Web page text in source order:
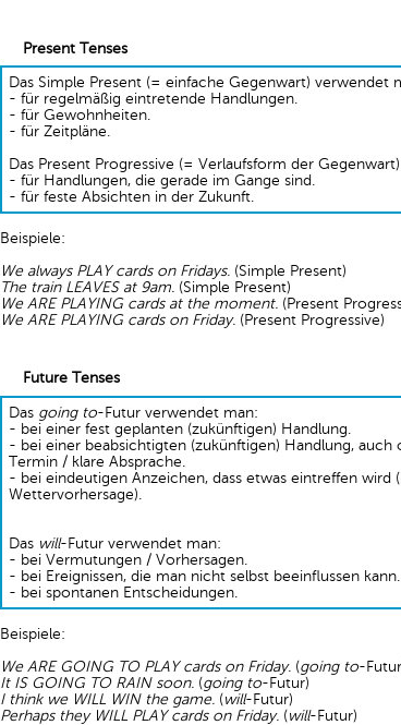
Present Tenses
Das Simple Present (= einfache Gegenwart) verwendet
- für regelmäßig eintretende Handlungen.
- für Gewohnheiten.
- für Zeitpläne.
Das Present Progressive (= Verlaufsform der
- für Handlungen, die gerade im Gange sind.
- für feste Absichten in der Zukunft.
Beispiele:
We always PLAY cards on Fridays. (Simple Present)
The train LEAVES at 9am. (Simple Present)
We ARE PLAYING cards at the moment. (Present
We ARE PLAYING cards on Friday. (Present Progressive)
Future Tenses
Das going to-Futur verwendet man:
- bei einer fest geplanten (zukünftigen) Handlung.
- bei einer beabsichtigten (zukünftigen) Handlung, auch
Termin / klare Absprache.
- bei eindeutigen Anzeichen, dass etwas eintreffen wird
Wettervorhersage).
Das will-Futur verwendet man:
- bei Vermutungen / Vorhersagen.
- bei Ereignissen, die man nicht selbst beeinflussen kann.
- bei spontanen Entscheidungen.
Beispiele:
We ARE GOING TO PLAY cards on Friday. (going to-
It IS GOING TO RAIN soon. (going to-Futur)
I think we WILL WIN the game. (will-Futur)
Perhaps they WILL PLAY cards on Friday. (will-Futur)